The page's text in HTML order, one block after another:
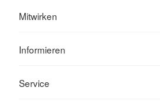
Mitwirken
Informieren
Service